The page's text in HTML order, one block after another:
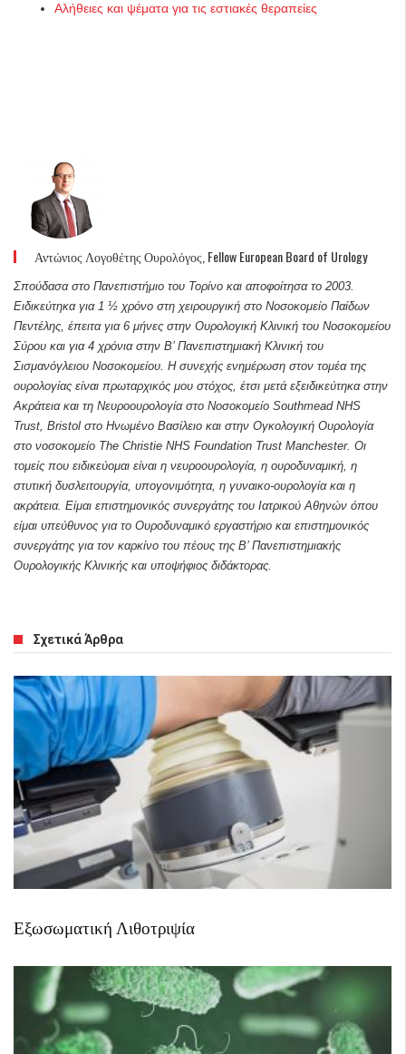
Αλήθειες και ψέματα για τις εστιακές θεραπείες
Αντώνιος Λογοθέτης Ουρολόγος, Fellow European Board of Urology
Σπούδασα στο Πανεπιστήμιο του Τορίνο και αποφοίτησα το 2003.
Ειδικεύτηκα για 1 ½ χρόνο στη χειρουργική στο Νοσοκομείο Παίδων
Πεντέλης, έπειτα για 6 μήνες στην Ουρολογική Κλινική του Νοσοκομείου
Σύρου και για 4 χρόνια στην Β’ Πανεπιστημιακή Κλινική του
Σισμανόγλειου Νοσοκομείου. Η συνεχής ενημέρωση στον τομέα της
ουρολογίας είναι πρωταρχικός μου στόχος, έτσι μετά εξειδικεύτηκα στην
Ακράτεια και τη Νευροουρολογία στο Νοσοκομείο Southmead NHS
Trust, Bristol στο Ηνωμένο Βασίλειο και στην Ογκολογική Ουρολογία
στο νοσοκομείο The Christie NHS Foundation Trust Manchester. Οι
τομείς που ειδικεύομαι είναι η νευροουρολογία, η ουροδυναμική, η
στυτική δυσλειτουργία, υπογονιμότητα, η γυναικο-ουρολογία και η
ακράτεια. Είμαι επιστημονικός συνεργάτης του Ιατρικού Αθηνών όπου
είμαι υπεύθυνος για το Ουροδυναμικό εργαστήριο και επιστημονικός
συνεργάτης για τον καρκίνο του πέους της Β’ Πανεπιστημιακής
Ουρολογικής Κλινικής και υποψήφιος διδάκτορας.
Σχετικά Άρθρα
Εξωσωματική Λιθοτριψία